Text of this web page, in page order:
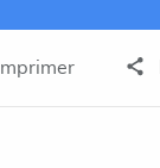
Imprimer